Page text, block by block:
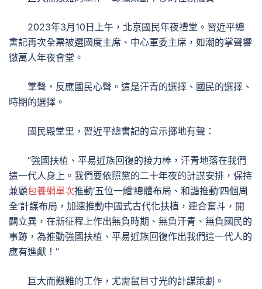
2023年3月10日上午，北京國民年夜禮堂。習近平總
書記再次全票被選國度主席、中心軍委主席，如潮的掌聲響
徹萬人年夜會堂。
掌聲，反應國民心聲。這是汗青的選擇、國民的選擇、
時期的選擇。
國民殿堂里，習近平總書記的宣示擲地有聲：
“強國扶植、平易近族回復的接力棒，汗青地落在我們
這一代人身上。我們要依照黨的二十年夜的計謀安排，保持
兼顧包養網單次推動‘五位一體’總體布局、和諧推動‘四個周
全’計謀布局，加速推動中國式古代化扶植，連合奮斗，開
闢立異，在新征程上作出無負時期、無負汗青、無負國民的
事跡，為推動強國扶植、平易近族回復作出我們這一代人的
應有進獻！”
巨大而艱難的工作，尤需鼠目寸光的計謀策劃。